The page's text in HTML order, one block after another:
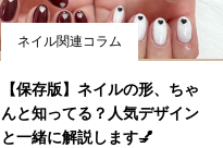
ネイル関連コラム
【保存版】ネイルの形、ちゃ
んと知ってる？人気デザイン
と一緒に解説します💅